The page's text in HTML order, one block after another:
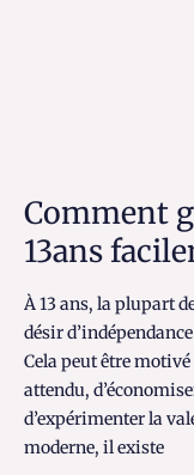
Comment
13ans
À 13 ans, la plupart
désir
Cela peut être
attendu,
d’expérimenter la
moderne, il existe